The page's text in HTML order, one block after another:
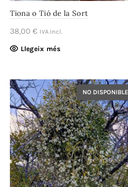
Tiona o Tió de la Sort
38,00 € IVA Incl.
Llegeix més
NO DISPONIBLE